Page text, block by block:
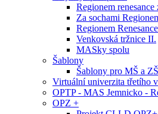
Regionem renesance
Za sochami
Regionem
Venkovská tržnice II.
MASky spolu
Šablony
Šablony pro MŠ a ZŠ
Virtuální univerzita třetího
OPTP - MAS Jemnicko -
OPZ +